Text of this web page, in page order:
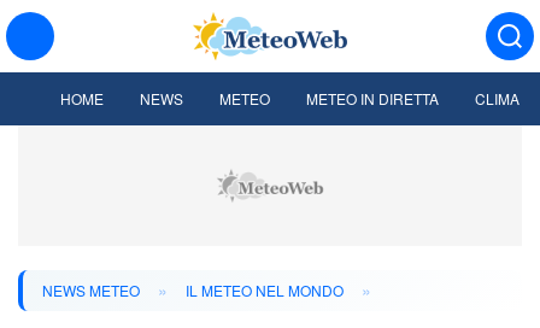
HOME NEWS METEO METEO IN DIRETTA CLIMA
NEWS METEO » IL METEO NEL MONDO »